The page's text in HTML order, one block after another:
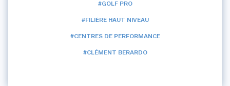
#GOLF PRO
#FILIÈRE HAUT NIVEAU
#CENTRES DE PERFORMANCE
#CLÉMENT BERARDO